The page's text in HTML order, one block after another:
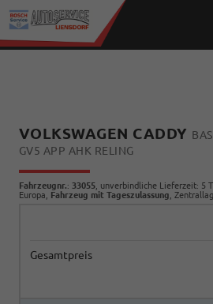
VOLKSWAGEN CADDY
GV5 APP AHK RELING
Fahrzeugnr.: 33055 , unverbindliche Lieferzeit: 5
Europa, Fahrzeug mit Tageszulassung ,
Gesamtpreis